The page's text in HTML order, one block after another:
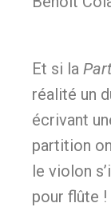
Et si la
réalité un
écrivant
partition
le violon
pour flûte